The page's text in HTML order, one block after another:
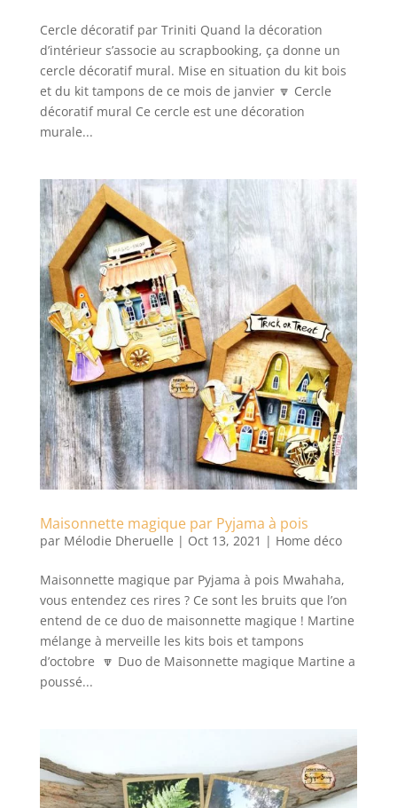
Cercle décoratif par Triniti Quand la décoration
d’intérieur s’associe au scrapbooking, ça donne un
cercle décoratif mural. Mise en situation du kit bois
et du kit tampons de ce mois de janvier 🔽 Cercle
décoratif mural Ce cercle est une décoration
murale...
Maisonnette magique par Pyjama à pois
par Mélodie Dheruelle | Oct 13, 2021 | Home déco
Maisonnette magique par Pyjama à pois Mwahaha,
vous entendez ces rires ? Ce sont les bruits que l’on
entend de ce duo de maisonnette magique ! Martine
mélange à merveille les kits bois et tampons
d’octobre 🔽 Duo de Maisonnette magique Martine a
poussé...